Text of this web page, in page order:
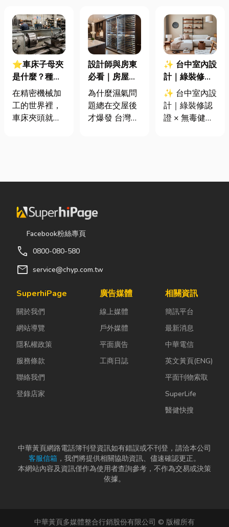
⭐車床子母夾
是什麼？種
類、規格挑選
與台灣採購推
薦完整指南
在精密機械加
工的世界裡，
車床夾頭就像
的工件。然
到少量多樣、
異形材或精密
棒材的訂單
往往需要耗費
大量時間拆裝
這時，車床子
雙手能快速更
換「專屬工
具」的...
設計師與房東
必看｜房屋濕
氣重怎麼辦？
全屋除濕機＋
全熱交換器整
為什麼濕氣問
題總在交屋後
才爆發 台灣氣
同步規劃空氣
不到的地方持
間： 精品包、
藏最怕潮濕，
好，發霉、
✨ 台中室內設
計｜綠裝修認
證 × 無毒健康
建材，打造安
全、舒適又有
✨ 台中室內設
計｜綠裝修認
證 × 無毒健康
其實一間專業
兼具美感、機
想生活空間...
Facebook粉絲專頁
call 0800-080-580
mail service@chyp.com.tw
SuperhiPage
關於我們
網站導覽
隱私權政策
服務條款
聯絡我們
登錄店家
廣告媒體
線上媒體
戶外媒體
平面廣告
工商日誌
相關資訊
簡訊平台
最新消息
中華電信
英文黃頁(ENG)
平面刊物索取
SuperLife
醫健快搜
中華黃頁網路電話簿刊登資訊如有錯誤或不刊登，請洽本公司
客服信箱 ，我們將提供相關協助資訊、儘速確認更正。
本網站內容及資訊僅作為使用者查詢參考，不作為交易或決策
依據。
中華黃頁多媒體整合行銷股份有限公司 © 版權所有